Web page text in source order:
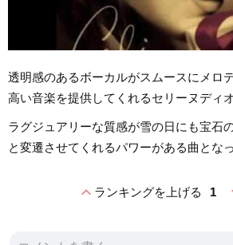
透明感のあるボーカルがスムースにメロ
高い音楽を提供してくれるセリーヌディ
ラグジュアリーな質感が雪の日にも宝石
と変遷させてくれるパワーがある曲とな
expand_lessランキングを上げる 1